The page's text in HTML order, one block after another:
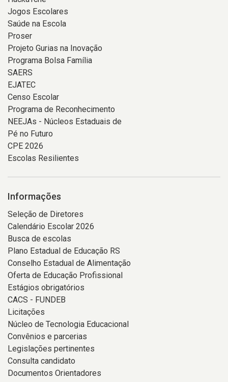
Jogos Escolares
Saúde na Escola
Proser
Projeto Gurias na Inovação
Programa Bolsa Família
SAERS
EJATEC
Censo Escolar
Programa de Reconhecimento
NEEJAs - Núcleos Estaduais de
Pé no Futuro
CPE 2026
Escolas Resilientes
Informações
Seleção de Diretores
Calendário Escolar 2026
Busca de escolas
Plano Estadual de Educação RS
Conselho Estadual de Alimentação
Oferta de Educação Profissional
Estágios obrigatórios
CACS - FUNDEB
Licitações
Núcleo de Tecnologia Educacional
Convênios e parcerias
Legislações pertinentes
Consulta candidato
Documentos Orientadores